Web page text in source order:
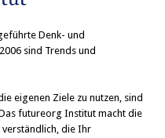
Denk- und
sind Trends und
eigenen Ziele zu nutzen, sind
futureorg Institut macht die
die Ihr